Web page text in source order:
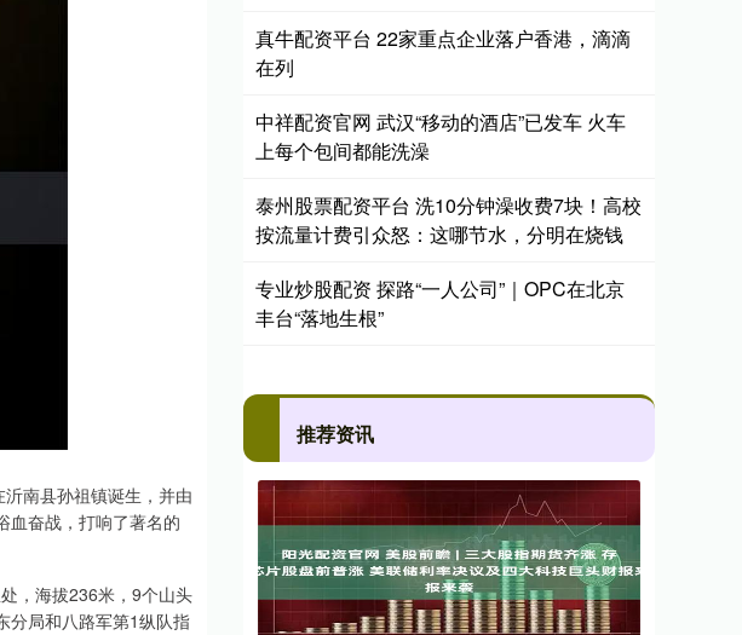
南县孙祖镇诞生，并由
血奋战，打响了著名的
，海拔236米，9个山头
分局和八路军第1纵队指
真牛配资平台 22家重点企业落户香港，滴滴
在列
中祥配资官网 武汉“移动的酒店”已发车 火车
上每个包间都能洗澡
泰州股票配资平台 洗10分钟澡收费7块！高校
按流量计费引众怒：这哪节水，分明在烧钱
专业炒股配资 探路“一人公司”｜OPC在北京
丰台“落地生根”
推荐资讯